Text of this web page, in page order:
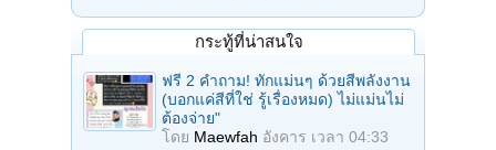
กระทู้ที่น่าสนใจ
ฟรี 2 คำถาม! ทักแม่นๆ ด้วยสีพลังงาน
(บอกแค่สีที่ใช่ รู้เรื่องหมด) ไม่แม่นไม่
ต้องจ่าย"
โดย Maewfah อังคาร เวลา 04:33